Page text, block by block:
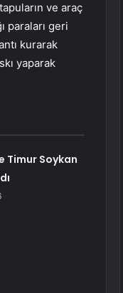
ve araç
paraları geri
kurarak
yaparak
Timur Soykan